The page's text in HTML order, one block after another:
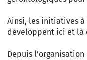
Ainsi, les initiatives à
développent ici et là
Depuis l'organisation